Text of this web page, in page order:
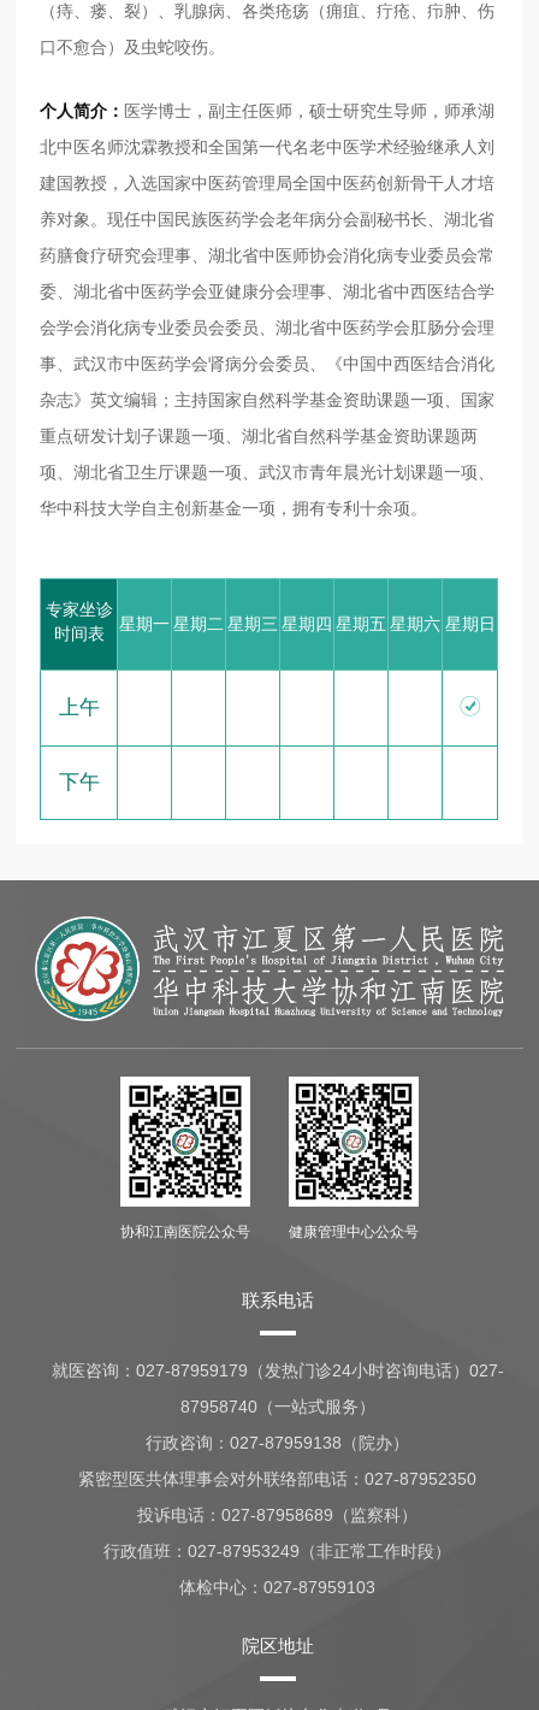
（痔、瘘、裂）、乳腺病、各类疮疡（痈疽、疔疮、疖肿、伤
口不愈合）及虫蛇咬伤。
个人简介： 医学博士，副主任医师，硕士研究生导师，师承湖
北中医名师沈霖教授和全国第一代名老中医学术经验继承人刘
建国教授，入选国家中医药管理局全国中医药创新骨干人才培
养对象。现任中国民族医药学会老年病分会副秘书长、湖北省
药膳食疗研究会理事、湖北省中医师协会消化病专业委员会常
委、湖北省中医药学会亚健康分会理事、湖北省中西医结合学
会学会消化病专业委员会委员、湖北省中医药学会肛肠分会理
事、武汉市中医药学会肾病分会委员、《中国中西医结合消化
杂志》英文编辑；主持国家自然科学基金资助课题一项、国家
重点研发计划子课题一项、湖北省自然科学基金资助课题两
项、湖北省卫生厅课题一项、武汉市青年晨光计划课题一项、
华中科技大学自主创新基金一项，拥有专利十余项。
专家坐诊
时间表
星期一 星期二 星期三 星期四 星期五 星期六 星期日
上午 
下午
协和江南医院公众号 健康管理中心公众号
联系电话
就医咨询： 027-87959179（发热门诊24小时咨询电话）027-
87958740（一站式服务）
行政咨询：027-87959138（院办）
紧密型医共体理事会对外联络部电话：027-87952350
投诉电话：027-87958689（监察科）
行政值班：027-87953249（非正常工作时段）
体检中心：027-87959103
院区地址